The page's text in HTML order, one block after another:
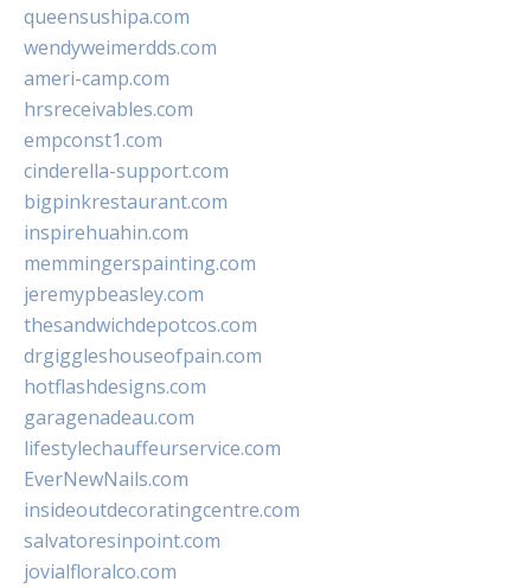
queensushipa.com
wendyweimerdds.com
ameri-camp.com
hrsreceivables.com
empconst1.com
cinderella-support.com
bigpinkrestaurant.com
inspirehuahin.com
memmingerspainting.com
jeremypbeasley.com
thesandwichdepotcos.com
drgiggleshouseofpain.com
hotflashdesigns.com
garagenadeau.com
lifestylechauffeurservice.com
EverNewNails.com
insideoutdecoratingcentre.com
salvatoresinpoint.com
jovialfloralco.com